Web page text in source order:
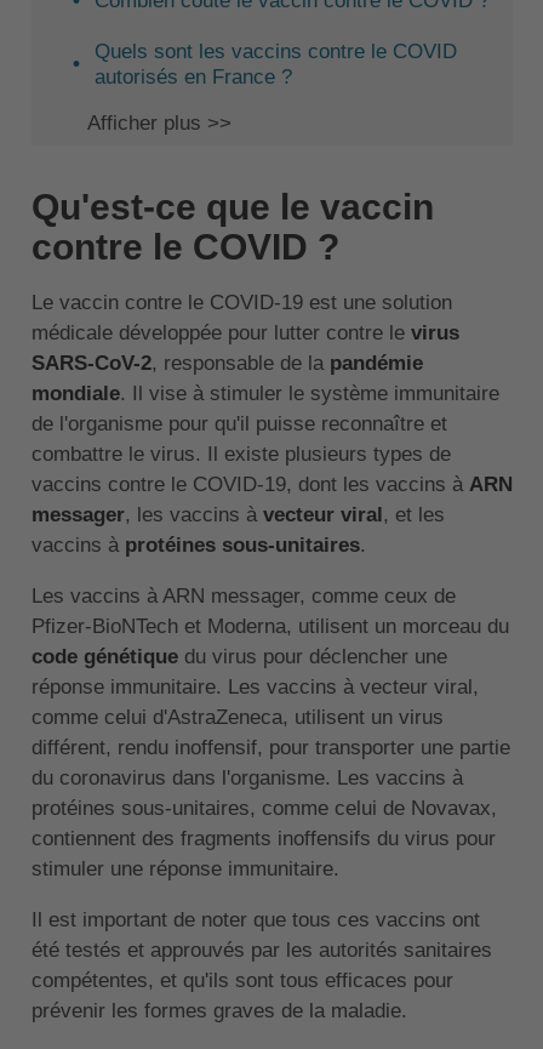
Quels sont les vaccins contre le COVID
autorisés en France ?
Afficher plus >>
Qu'est-ce que le vaccin
contre le COVID ?
Le vaccin contre le COVID-19 est une solution
médicale développée pour lutter contre le virus
SARS-CoV-2, responsable de la pandémie
mondiale. Il vise à stimuler le système immunitaire
de l'organisme pour qu'il puisse reconnaître et
combattre le virus. Il existe plusieurs types de
vaccins contre le COVID-19, dont les vaccins à ARN
messager, les vaccins à vecteur viral , et les
vaccins à protéines sous-unitaires.
Les vaccins à ARN messager, comme ceux de
Pfizer-BioNTech et Moderna, utilisent un morceau du
code génétiquedu virus pour déclencher une
réponse immunitaire. Les vaccins à vecteur viral,
comme celui d'AstraZeneca, utilisent un virus
différent, rendu inoffensif, pour transporter une partie
du coronavirus dans l'organisme. Les vaccins à
protéines sous-unitaires, comme celui de Novavax,
contiennent des fragments inoffensifs du virus pour
stimuler une réponse immunitaire.
Il est important de noter que tous ces vaccins ont
été testés et approuvés par les autorités sanitaires
compétentes, et qu'ils sont tous efficaces pour
prévenir les formes graves de la maladie.